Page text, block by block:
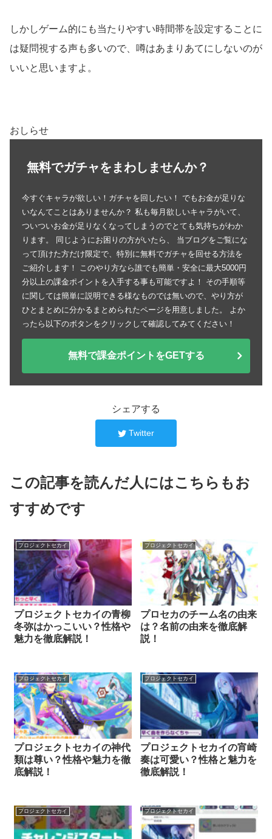
しかしゲーム的にも当たりやすい時間帯を設定することに
は疑問視する声も多いので、噂はあまりあてにしないのが
いいと思いますよ。
おしらせ
無料でガチャをまわしませんか？
今すぐキャラが欲しい！ガチャを回したい！ でもお金が足りな
いなんてことはありませんか？ 私も毎月欲しいキャラがいて、
ついついお金が足りなくなってしまうのでとても気持ちがわか
ります。 同じようにお困りの方がいたら、 当ブログをご覧にな
って頂けた方だけ限定で、特別に無料でガチャを回せる方法を
ご紹介します！ このやり方なら誰でも簡単・安全に最大5000円
分以上の課金ポイントを入手する事も可能ですよ！ その手順等
に関しては簡単に説明できる様なものでは無いので、やり方が
ひとまとめに分かるまとめられたページを用意しました。 よか
ったら以下のボタンをクリックして確認してみてください！
無料で課金ポイントをGETする
シェアする
Twitter
この記事を読んだ人にはこちらもお
すすめです
プロジェクトセカイ
プロジェクトセカイの青柳
冬弥はかっこいい？性格や
魅力を徹底解説！
プロジェクトセカイ
プロセカのチーム名の由来
は？名前の由来を徹底解
説！
プロジェクトセカイ
プロジェクトセカイの神代
類は尊い？性格や魅力を徹
底解説！
プロジェクトセカイ
プロジェクトセカイの宵崎
奏は可愛い？性格と魅力を
徹底解説！
プロジェクトセカイ プロジェクトセカイ